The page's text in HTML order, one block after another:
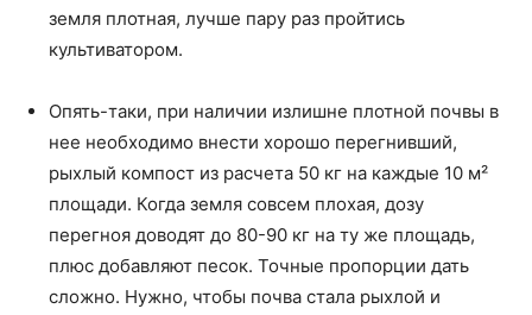
земля плотная, лучше пару раз пройтись
культиватором.
Опять-таки, при наличии излишне плотной почвы в
нее необходимо внести хорошо перегнивший,
рыхлый компост из расчета 50 кг на каждые 10 м²
площади. Когда земля совсем плохая, дозу
перегноя доводят до 80-90 кг на ту же площадь,
плюс добавляют песок. Точные пропорции дать
сложно. Нужно, чтобы почва стала рыхлой и